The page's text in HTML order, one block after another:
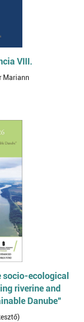
VIII.
Mariann
socio-ecological
riverine and
Danube”